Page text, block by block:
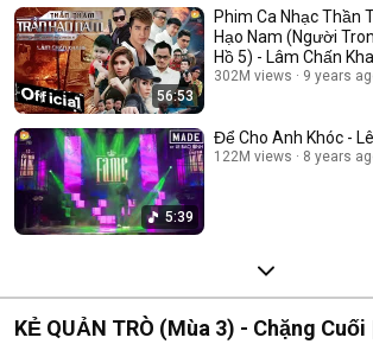
56:53
Phim Ca Nhạc Thần
Hạo Nam (Người
Hồ 5) - Lâm Chấn
302M views 9 years
5:39
Để Cho Anh Khóc -
122M views 8 years
KẺ QUẢN TRÒ (Mùa 3) - Chặng Cuối